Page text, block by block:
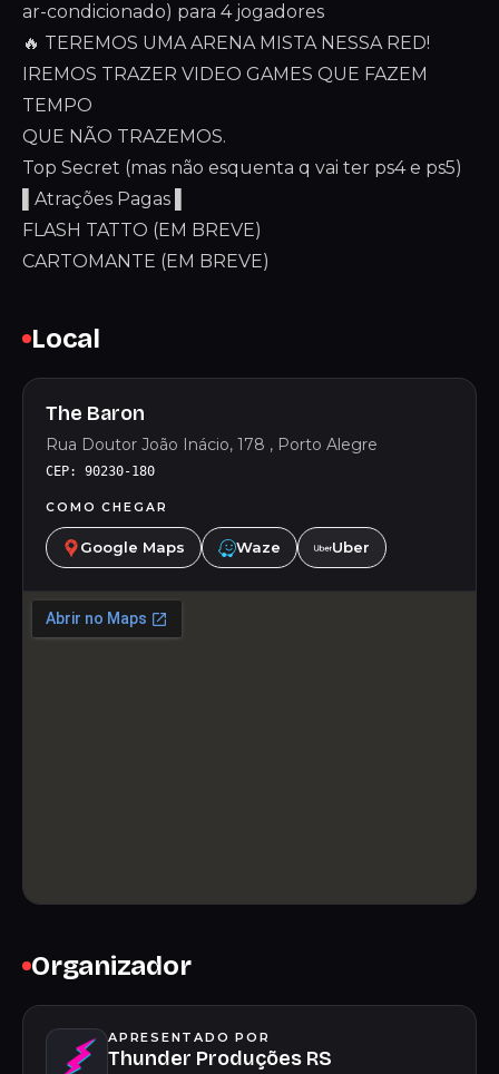
ar-condicionado) para 4 jogadores
🔥 TEREMOS UMA ARENA MISTA NESSA RED!
IREMOS TRAZER VIDEO GAMES QUE FAZEM
TEMPO
QUE NÃO TRAZEMOS.
Top Secret (mas não esquenta q vai ter ps4 e ps5)
▌Atrações Pagas ▌
FLASH TATTO (EM BREVE)
CARTOMANTE (EM BREVE)
Local
The Baron
Rua Doutor João Inácio, 178 , Porto Alegre
CEP: 90230-180
COMO CHEGAR
Google Maps Waze Uber
Organizador
APRESENTADO POR
Thunder Produções RS